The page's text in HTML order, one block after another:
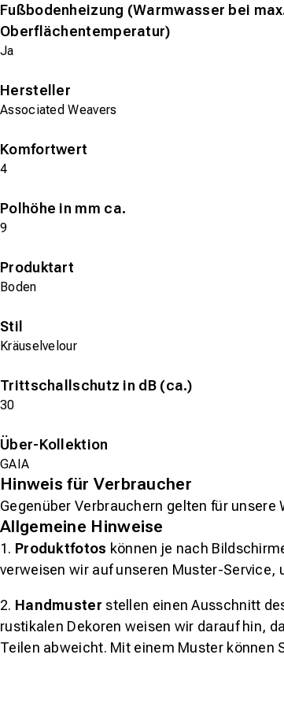
Fußbodenheizung (Warmwasser bei
Oberflächentemperatur)
Ja
Hersteller
Associated Weavers
Komfortwert
4
Polhöhe in mm ca.
9
Produktart
Boden
Stil
Kräuselvelour
Trittschallschutz in dB (ca.)
30
Über-Kollektion
GAIA
Hinweis für Verbraucher
Gegenüber Verbrauchern gelten für
Allgemeine Hinweise
1. Produktfotos können je nach
verweisen wir auf unseren Muster-Service,
2. Handmuster stellen einen Ausschnitt
rustikalen Dekoren weisen wir darauf hin,
Teilen abweicht. Mit einem Muster können